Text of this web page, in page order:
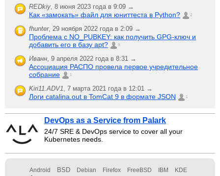
REDkiy, 8 июня 2023 года в 9:09 →
Как «замокать» файл для юниттеста в Python? 2
fhunter, 29 ноября 2022 года в 2:09 →
Проблема с NO_PUBKEY: как получить GPG-ключ и
добавить его в базу apt?
6
Иванн, 9 апреля 2022 года в 8:31 →
Ассоциация РАСПО провела первое учредительное
собрание
1
Kiri11.ADV1, 7 марта 2021 года в 12:01 →
Логи catalina.out в TomCat 9 в формате JSON 1
DevOps as a Service from Palark
24/7 SRE & DevOps service to cover all your
Kubernetes needs.
Android BSD Debian Firefox FreeBSD IBM KDE